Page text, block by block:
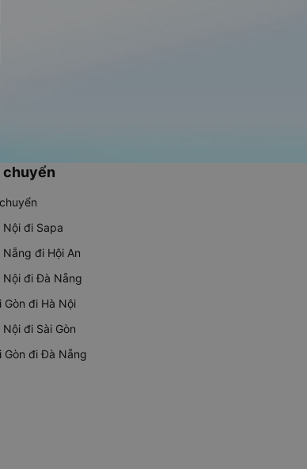
chuyển
Nội đi Sapa
đi Hội An
Nội đi Đà Nẵng
Gòn đi Hà Nội
Nội đi Sài Gòn
Gòn đi Đà Nẵng